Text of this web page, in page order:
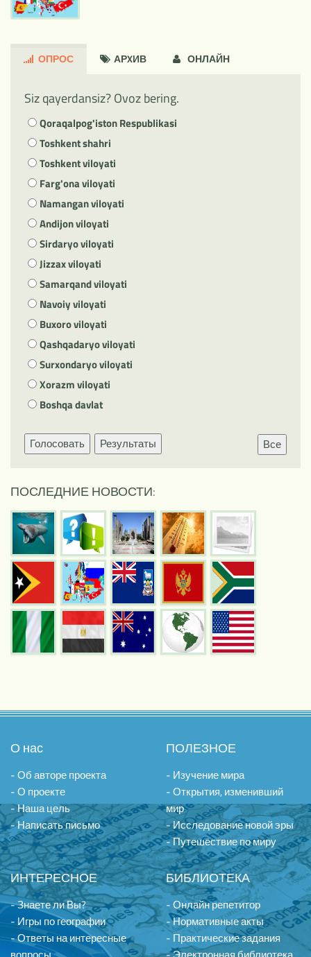
ОПРОС АРXИВ ОНЛАЙН
Siz qayerdansiz? Ovoz bering.
Qoraqalpog'iston Respublikasi
Toshkent shahri
Toshkent viloyati
Farg'ona viloyati
Namangan viloyati
Andijon viloyati
Sirdaryo viloyati
Jizzax viloyati
Samarqand viloyati
Navoiy viloyati
Buxoro viloyati
Qashqadaryo viloyati
Surxondaryo viloyati
Xorazm viloyati
Boshqa davlat
Голосовать Результаты Все
ПОСЛЕДНИЕ НОВОСТИ:
О нас
- Об авторе проекта
- О проекте
- Наша цель
- Написать письмо
ПОЛЕЗНОЕ
- Изучение мира
- Открытия, изменивший
мир
- Исследование новой эры
- Путешествие по миру
ИНТЕРЕСНОЕ
- Знаете ли Вы?
- Игры по географии
- Ответы на интересные
БИБЛИОТЕКА
- Онлайн репетитор
- Нормативные акты
- Практические задания